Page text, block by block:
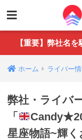
【重要】弊社名
ホーム ライバー
弊社・ライバ
「
星座物語~輝